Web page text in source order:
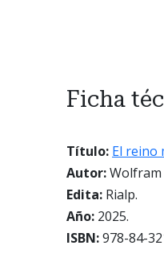
Ficha
Título: El reino
Autor:Wolfram
Edita: Rialp.
Año: 2025.
ISBN:978-84-